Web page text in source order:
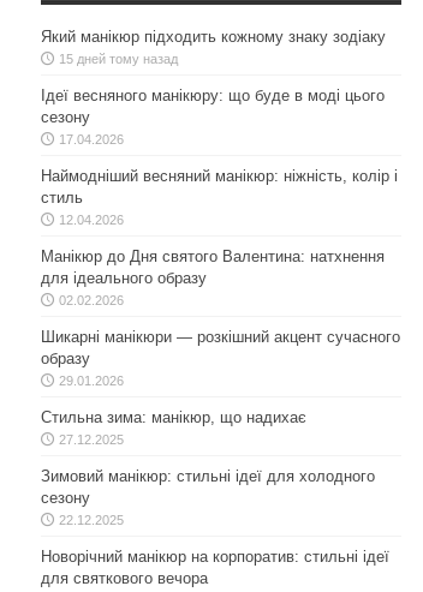
Який манікюр підходить кожному знаку зодіаку
15 дней тому назад
Ідеї весняного манікюру: що буде в моді цього
сезону
17.04.2026
Наймодніший весняний манікюр: ніжність, колір і
стиль
12.04.2026
Манікюр до Дня святого Валентина: натхнення
для ідеального образу
02.02.2026
Шикарні манікюри — розкішний акцент сучасного
образу
29.01.2026
Стильна зима: манікюр, що надихає
27.12.2025
Зимовий манікюр: стильні ідеї для холодного
сезону
22.12.2025
Новорічний манікюр на корпоратив: стильні ідеї
для святкового вечора